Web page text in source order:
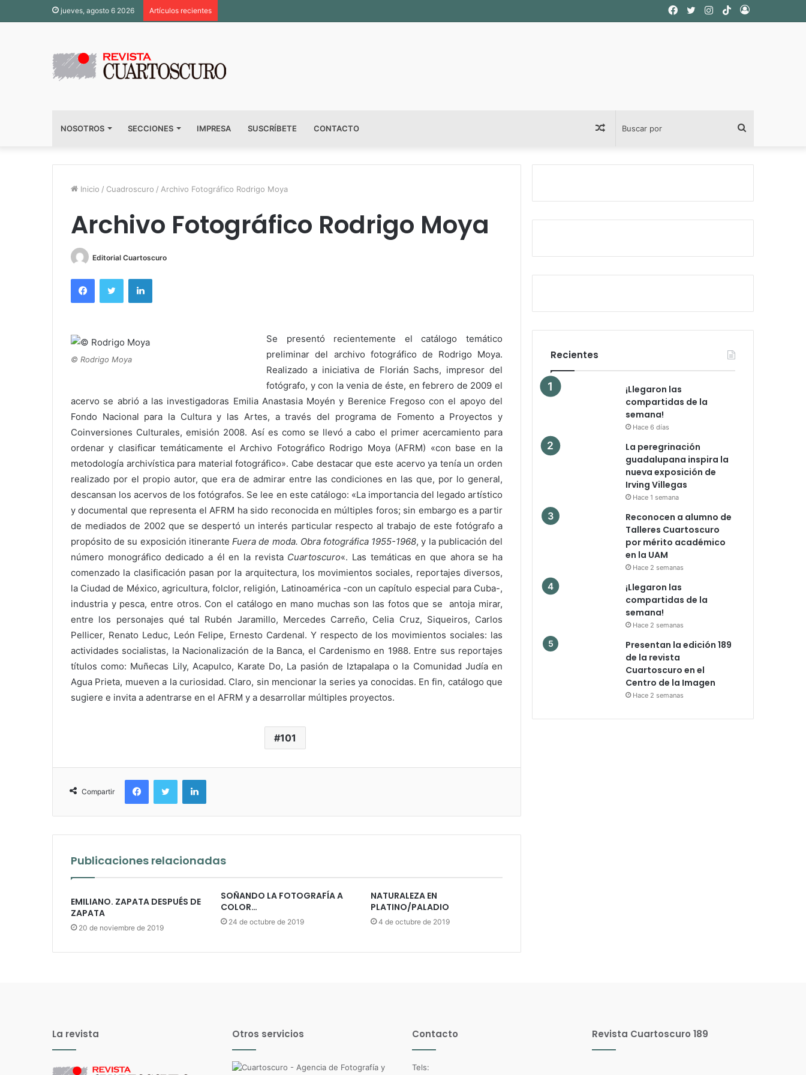
jueves, agosto 6 2026 Artículos recientes Acceso
TikTok
Instagram
Twitter
Facebook
NOSOTROS SECCIONES IMPRESA SUSCRÍBETE CONTACTO
por
Publicación
al
azar
Inicio / Cuadroscuro / Archivo Fotográfico Rodrigo Moya
Archivo Fotográfico Rodrigo Moya
Editorial Cuartoscuro
FacebookTwitter LinkedIn
© Rodrigo Moya
Se presentó recientemente el catálogo temático
preliminar del archivo fotográfico de Rodrigo Moya.
Realizado a iniciativa de Florián Sachs, impresor del
fotógrafo, y con la venia de éste, en febrero de 2009 el
acervo se abrió a las investigadoras Emilia Anastasia Moyén y Berenice Fregoso con el apoyo del
Fondo Nacional para la Cultura y las Artes, a través del programa de Fomento a Proyectos y
Coinversiones Culturales, emisión 2008. Así es como se llevó a cabo el primer acercamiento para
ordenar y clasificar temáticamente el Archivo Fotográfico Rodrigo Moya (AFRM) «con base en la
metodología archivística para material fotográfico». Cabe destacar que este acervo ya tenía un orden
realizado por el propio autor, que era de admirar entre las condiciones en las que, por lo general,
descansan los acervos de los fotógrafos. Se lee en este catálogo: «La importancia del legado artístico
y documental que representa el AFRM ha sido reconocida en múltiples foros; sin embargo es a partir
de mediados de 2002 que se despertó un interés particular respecto al trabajo de este fotógrafo a
propósito de su exposición itineranteFuera de moda. Obra fotográfica 1955-1968, y la publicación del
número monográfico dedicado a él en la revista Cuartoscuro«. Las temáticas en que ahora se ha
comenzado la clasificación pasan por la arquitectura, los movimientos sociales, reportajes diversos,
la Ciudad de México, agricultura, folclor, religión, Latinoamérica -con un capítulo especial para Cuba-,
industria y pesca, entre otros. Con el catálogo en mano muchas son las fotos que se antoja mirar,
entre los personajes qué tal Rubén Jaramillo, Mercedes Carreño, Celia Cruz, Siqueiros, Carlos
Pellicer, Renato Leduc, León Felipe, Ernesto Cardenal. Y respecto de los movimientos sociales: las
actividades socialistas, la Nacionalización de la Banca, el Cardenismo en 1988. Entre sus reportajes
títulos como: Muñecas Lily, Acapulco, Karate Do, La pasión de Iztapalapa o la Comunidad Judía en
Agua Prieta, mueven a la curiosidad. Claro, sin mencionar la series ya conocidas. En fin, catálogo que
sugiere e invita a adentrarse en el AFRM y a desarrollar múltiples proyectos.
101
Compartir
FacebookTwitter LinkedIn
Publicaciones relacionadas
EMILIANO. ZAPATA DESPUÉS DE
ZAPATA
20 de noviembre de 2019
SOÑANDO LA FOTOGRAFÍA A
COLOR…
24 de octubre de 2019
NATURALEZA EN
PLATINO/PALADIO
4 de octubre de 2019
Recientes
¡Llegaron las
compartidas de la
semana!
Hace 6 días
La peregrinación
guadalupana inspira la
nueva exposición de
Irving Villegas
Hace 1 semana
Reconocen a alumno de
Talleres Cuartoscuro
por mérito académico
en la UAM
Hace 2 semanas
¡Llegaron las
compartidas de la
semana!
Hace 2 semanas
Presentan la edición 189
de la revista
Cuartoscuro en el
Centro de la Imagen
Hace 2 semanas
La revista Otros servicios Contacto
Tels:
Revista Cuartoscuro 189